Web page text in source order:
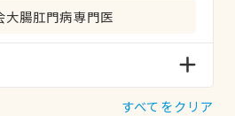
大腸肛門病専門医
すべてをクリア